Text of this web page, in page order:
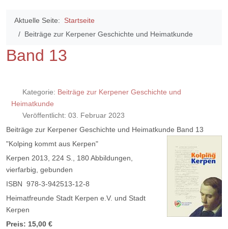
Aktuelle Seite: Startseite
Beiträge zur Kerpener Geschichte und Heimatkunde
Band 13
Kategorie: Beiträge zur Kerpener Geschichte und
Heimatkunde
Veröffentlicht: 03. Februar 2023
Beiträge zur Kerpener Geschichte und Heimatkunde Band 13
"Kolping kommt aus Kerpen"
Kerpen 2013, 224 S., 180 Abbildungen,
vierfarbig, gebunden
ISBN 978-3-942513-12-8
Heimatfreunde Stadt Kerpen e.V. und Stadt
Kerpen
Preis: 15,00 €